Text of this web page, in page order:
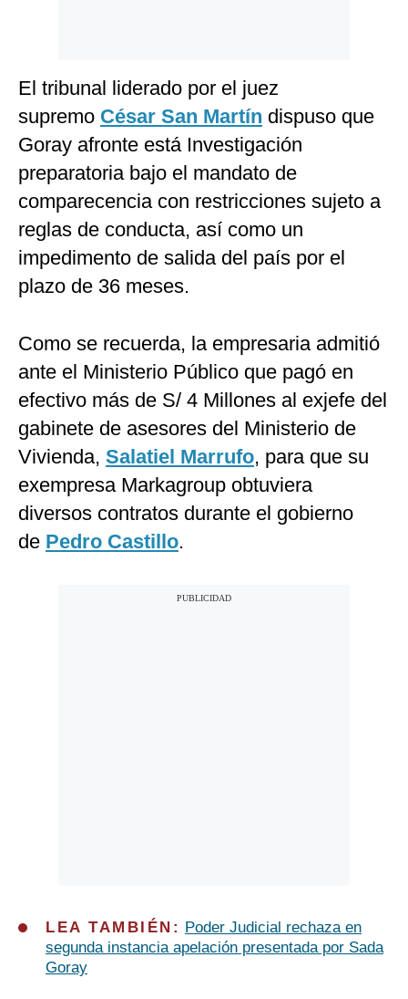
El tribunal liderado por el juez
supremo César San Martín dispuso que
Goray afronte está Investigación
preparatoria bajo el mandato de
comparecencia con restricciones sujeto a
reglas de conducta, así como un
impedimento de salida del país por el
plazo de 36 meses.
Como se recuerda, la empresaria admitió
ante el Ministerio Público que pagó en
efectivo más de S/ 4 Millones al exjefe del
gabinete de asesores del Ministerio de
Vivienda, Salatiel Marrufo, para que su
exempresa Markagroup obtuviera
diversos contratos durante el gobierno
de Pedro Castillo.
LEA TAMBIÉN:
Poder Judicial rechaza en
segunda instancia apelación presentada por Sada
Goray